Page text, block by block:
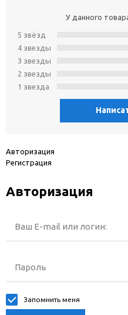
У данного
5 звёзд
4 звeзды
3 звeзды
2 звeзды
1 звeзда
Авторизация
Регистрация
Авторизация
Ваш E-mail или логин:
Пароль
Запомнить меня